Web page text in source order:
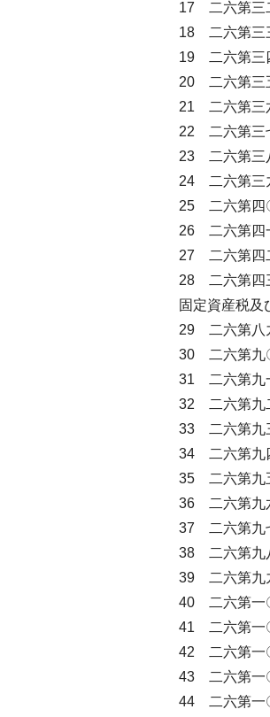
17 二六第三
18 二六第三
19 二六第三
20 二六第三
21 二六第三
22 二六第三
23 二六第三
24 二六第三
25 二六第四
26 二六第四
27 二六第四
28 二六第四
固定資産税及
29 二六第八
30 二六第九
31 二六第九
32 二六第九
33 二六第九
34 二六第九
35 二六第九
36 二六第九
37 二六第九
38 二六第九
39 二六第九
40 二六第一
41 二六第一
42 二六第一
43 二六第一
44 二六第一